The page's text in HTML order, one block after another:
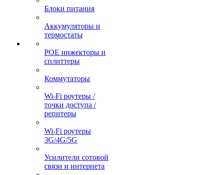
Блоки питания
Аккумуляторы и
термостаты
POE инжекторы и
сплиттеры
Коммутаторы
Wi-Fi роутеры /
точки доступа /
репитеры
Wi-Fi роутеры
3G/4G/5G
Усилители сотовой
связи и интернета